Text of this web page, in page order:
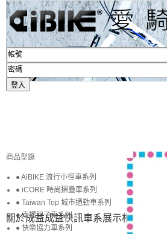
關於成益成益快訊車系展示相簿賞圖
商品型錄
● AiBIKE 流行小徑車系列
● iCORE 時尚摺疊車系列
● Taiwan Top 城市通勤車系列
● 幸福親子車系列
● 快樂協力車系列